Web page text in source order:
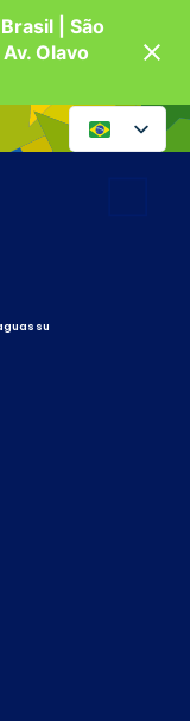
| São
Olavo